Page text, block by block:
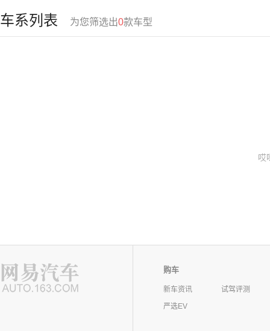
车系列表 为您筛选出0款车型
哎
购车
新车资讯
试驾评测
严选EV